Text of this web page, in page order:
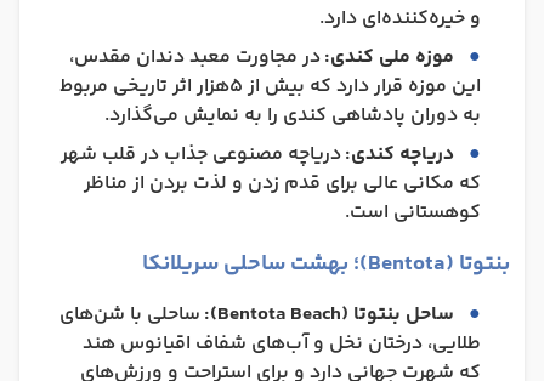
و خیره‌کننده‌ای دارد.
موزه ملی کندی:در مجاورت معبد دندان مقدس،
این موزه قرار دارد که بیش از ۵هزار اثر تاریخی مربوط
به دوران پادشاهی کندی را به نمایش می‌گذارد.
دریاچه کندی:دریاچه مصنوعی جذاب در قلب شهر
که مکانی عالی برای قدم زدن و لذت بردن از مناظر
کوهستانی است.
بنتوتا (Bentota)؛ بهشت ساحلی سریلانکا
ساحل بنتوتا (Bentota Beach):
ساحلی با شن‌های
طلایی، درختان نخل و آب‌های شفاف اقیانوس هند
که شهرت جهانی دارد و برای استراحت و ورزش‌های